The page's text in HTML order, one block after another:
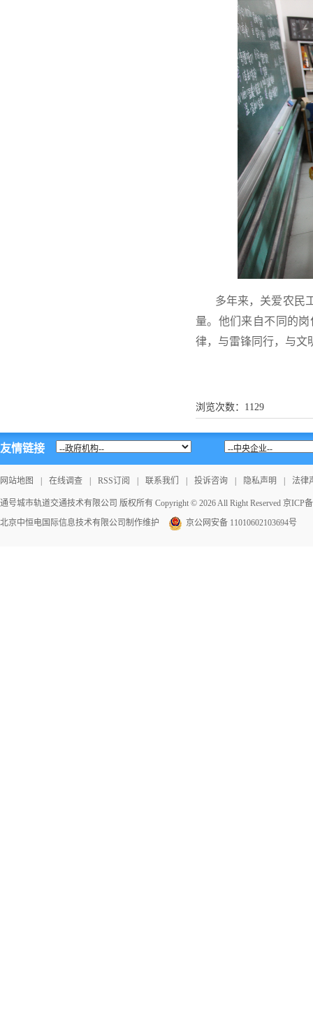
多年来，关爱农民
量。他们来自不同的
律，与雷锋同行，与文
浏览次数： 1129
友情链接
网站地图 在线调查 RSS订阅 联系我们 投诉咨询 隐私声明 法律
通号城市轨道交通技术有限公司 版权所有 Copyright © 2026 All Right Reserved 京ICP
北京中恒电国际信息技术有限公司 制作维护 京公网安备 11010602103694号